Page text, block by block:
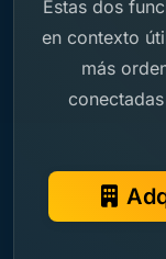
Estas dos
en contexto
más